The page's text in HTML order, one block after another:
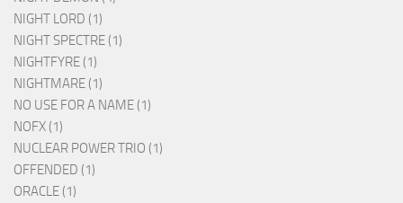
NIGHT LORD (1)
NIGHT SPECTRE (1)
NIGHTFYRE (1)
NIGHTMARE (1)
NO USE FOR A NAME (1)
NOFX (1)
NUCLEAR POWER TRIO (1)
OFFENDED (1)
ORACLE (1)